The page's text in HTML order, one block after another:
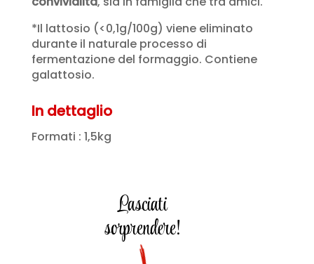
*Il lattosio (<0,1g/100g) viene eliminato
durante il naturale processo di
fermentazione del formaggio. Contiene
galattosio.
In dettaglio
Formati : 1,5kg
Lasciati
sorprendere!